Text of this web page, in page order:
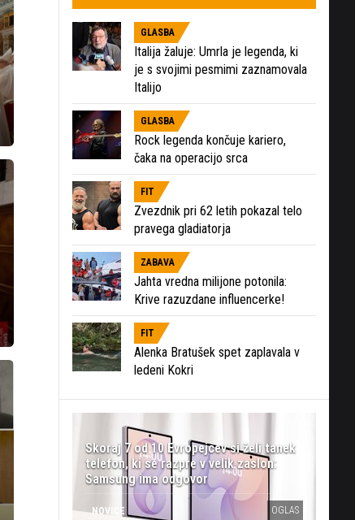
GLASBA
Italija žaluje: Umrla je legenda, ki
je s svojimi pesmimi zaznamovala
Italijo
GLASBA
Rock legenda končuje kariero,
čaka na operacijo srca
FIT
Zvezdnik pri 62 letih pokazal telo
pravega gladiatorja
ZABAVA
Jahta vredna milijone potonila:
Krive razuzdane influencerke!
FIT
Alenka Bratušek spet zaplavala v
ledeni Kokri
Skoraj 7 od 10 Evropejcev si želi tanek
telefon, ki se razpre v velik zaslon:
Samsung ima odgovor
NOVICE OGLAS